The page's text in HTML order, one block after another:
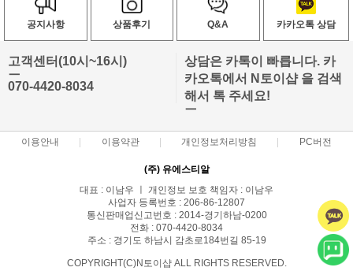
공지사항 상품후기 Q&A 카카오톡 상담
고객센터(10시~16시)
ㅡ
070-4420-8034
상담은 카톡이 빠릅니다. 카
카오톡에서 N토이샵 을 검색
해서 톡 주세요!
ㅡ
이용안내 이용약관 개인정보처리방침 PC버전
(주) 유에스티알
대표 : 이남우 ㅣ 개인정보 보호 책임자 : 이남우
사업자 등록번호 : 206-86-12807
통신판매업신고번호 : 2014-경기하남-0200
전화 : 070-4420-8034
주소 : 경기도 하남시 감초로184번길 85-19
COPYRIGHT(C)N토이샵 ALL RIGHTS RESERVED.